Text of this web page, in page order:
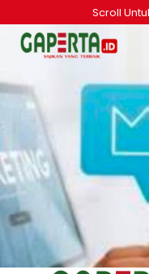
ke
konten
Scroll